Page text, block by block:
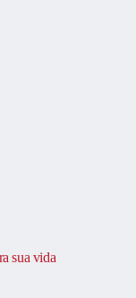
sua vida